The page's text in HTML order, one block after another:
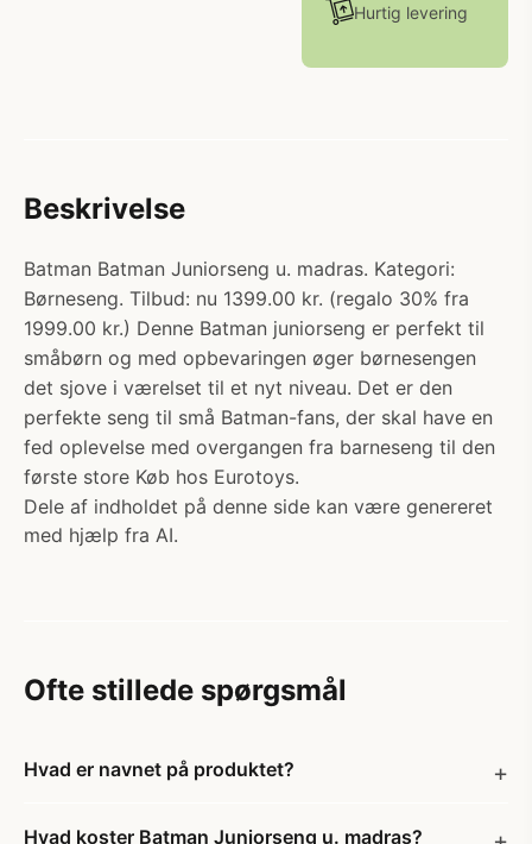
Hurtig levering
Beskrivelse
Batman Batman Juniorseng u. madras. Kategori:
Børneseng. Tilbud: nu 1399.00 kr. (regalo 30% fra
1999.00 kr.) Denne Batman juniorseng er perfekt til
småbørn og med opbevaringen øger børnesengen
det sjove i værelset til et nyt niveau. Det er den
perfekte seng til små Batman-fans, der skal have en
fed oplevelse med overgangen fra barneseng til den
første store Køb hos Eurotoys.
Dele af indholdet på denne side kan være genereret
med hjælp fra AI.
Ofte stillede spørgsmål
Hvad er navnet på produktet?
Hvad koster Batman Juniorseng u. madras?